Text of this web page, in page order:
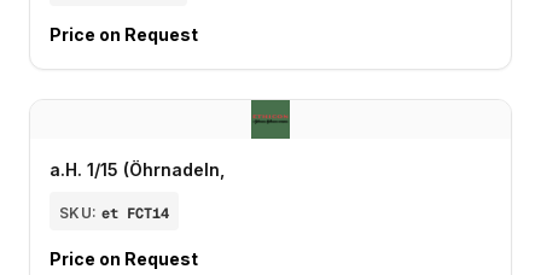
Price on Request
a.H. 1/15 (Öhrnadeln,
SKU: et FCT14
Price on Request